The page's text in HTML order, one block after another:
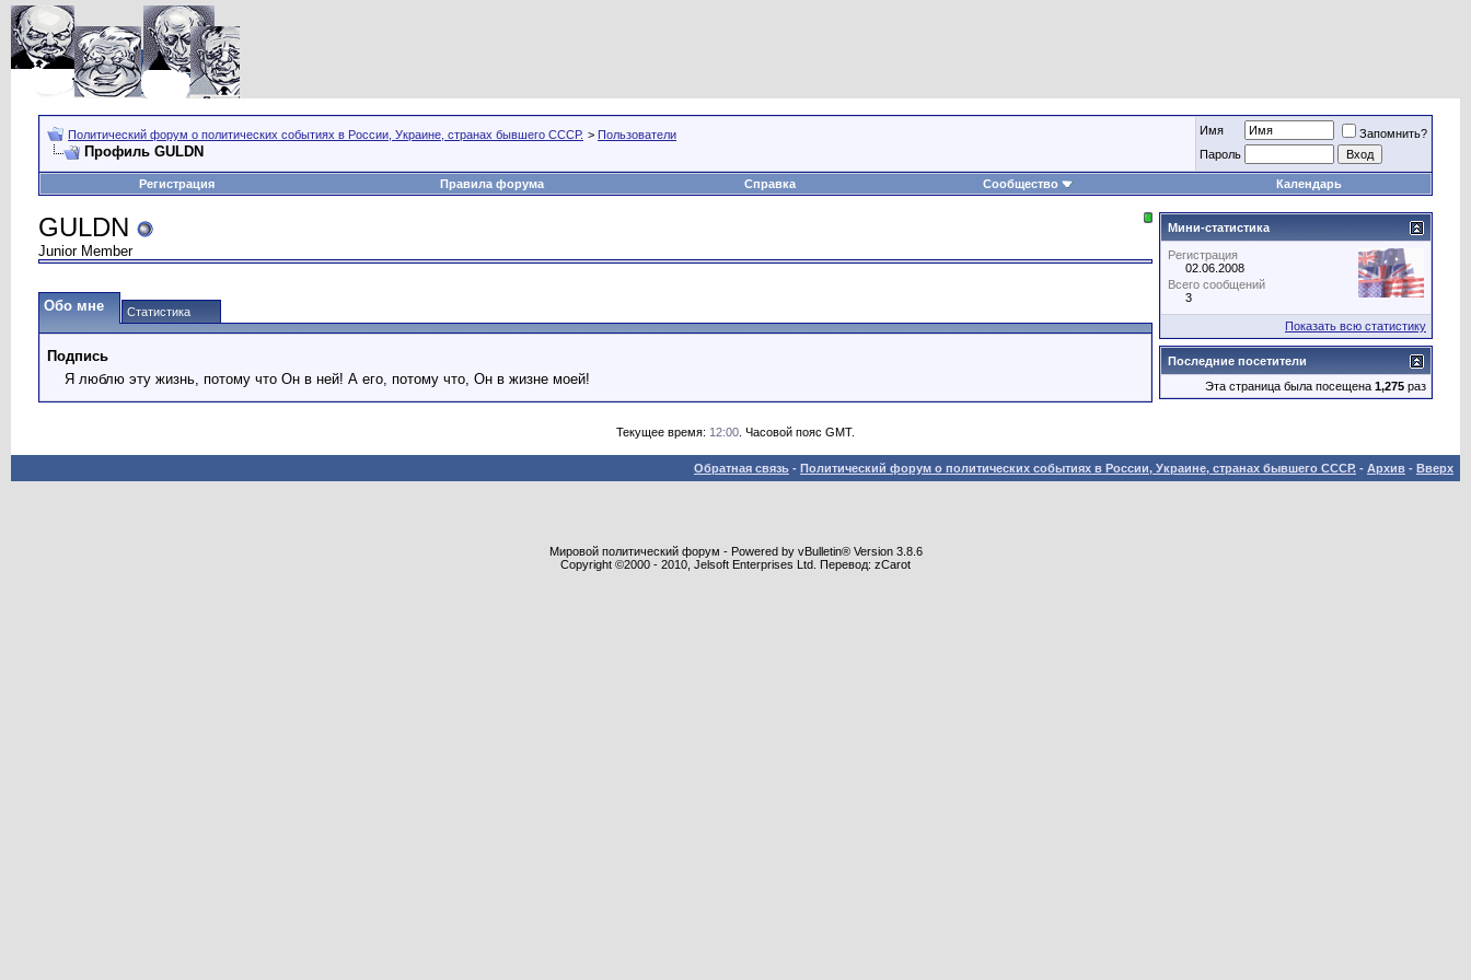
Политический форум о политических событиях в России, Украине, странах бывшего СССР. > Пользователи
Профиль GULDN
Имя
Запомнить?
Пароль
Регистрация Правила форума Справка Сообщество Календарь
GULDN
Junior Member
Обо мне Статистика
Подпись
Я люблю эту жизнь, потому что Он в ней! А его, потому что, Он в жизне моей!
Мини-статистика
Регистрация
02.06.2008
Всего сообщений
3
Показать всю статистику
Последние посетители
Эта страница была посещена 1,275 раз
Текущее время: 12:00 . Часовой пояс GMT.
Обратная связь - Политический форум о политических событиях в России, Украине, странах бывшего СССР. - Архив - Вверх
Мировой политический форум - Powered by vBulletin® Version 3.8.6
Copyright ©2000 - 2010, Jelsoft Enterprises Ltd. Перевод: zCarot